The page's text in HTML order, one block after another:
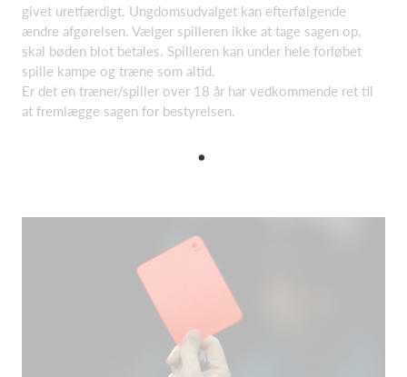
givet uretfærdigt. Ungdomsudvalget kan efterfølgende
ændre afgørelsen. Vælger spilleren ikke at tage sagen op,
skal bøden blot betales. Spilleren kan under hele forløbet
spille kampe og træne som altid.
Er det en træner/spiller over 18 år har vedkommende ret til
at fremlægge sagen for bestyrelsen.